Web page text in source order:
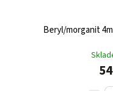
Beryl/morganit